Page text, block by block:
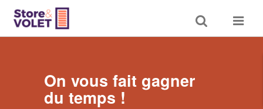
Toggle
search
Toggle
On vous fait gagner
du temps !